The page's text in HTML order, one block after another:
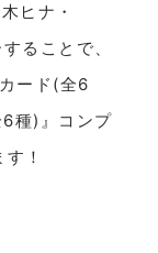
ヒナ・
ることで、
ード(全6
種)』コンプ
！